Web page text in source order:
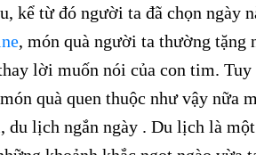
kể từ đó người ta đã chọn ngày
, món quà người ta thường tặng
lời muốn nói của con tim.
quà quen thuộc như vậy nữa
du lịch ngắn ngày . Du lịch là